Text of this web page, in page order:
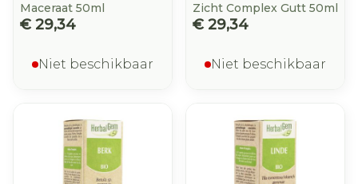
Maceraat 50ml
€ 29,34
Niet beschikbaar
Zicht Complex Gutt 50ml
€ 29,34
Niet beschikbaar